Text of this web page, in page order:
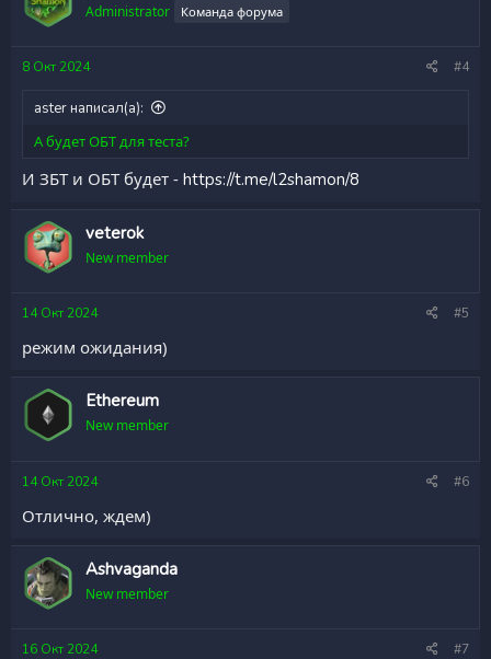
Administrator Команда форума
8 Окт 2024 #4
aster написал(а):
А будет ОБТ для теста?
И ЗБТ и ОБТ будет - https://t.me/l2shamon/8
veterok
New member
14 Окт 2024 #5
режим ожидания)
Ethereum
New member
14 Окт 2024 #6
Отлично, ждем)
Ashvaganda
New member
16 Окт 2024 #7